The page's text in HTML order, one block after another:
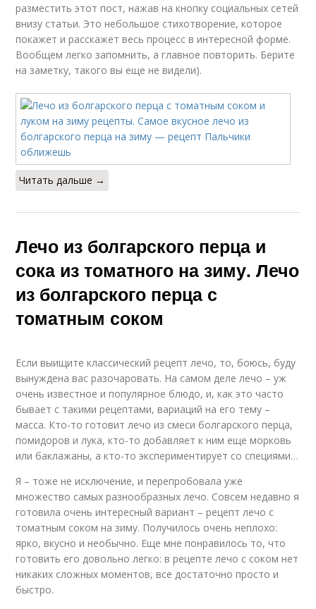
разместить этот пост, нажав на кнопку социальных сетей
внизу статьи. Это небольшое стихотворение, которое
покажет и расскажет весь процесс в интересной форме.
Вообщем легко запомнить, а главное повторить. Берите
на заметку, такого вы еще не видели).
Читать дальше →
Лечо из болгарского перца и
сока из томатного на зиму. Лечо
из болгарского перца с
томатным соком
Если выищите классический рецепт лечо, то, боюсь, буду
вынуждена вас разочаровать. На самом деле лечо – уж
очень известное и популярное блюдо, и, как это часто
бывает с такими рецептами, вариаций на его тему –
масса. Кто-то готовит лечо из смеси болгарского перца,
помидоров и лука, кто-то добавляет к ним еще морковь
или баклажаны, а кто-то экспериментирует со специями…
Я – тоже не исключение, и перепробовала уже
множество самых разнообразных лечо. Совсем недавно я
готовила очень интересный вариант – рецепт лечо с
томатным соком на зиму. Получилось очень неплохо:
ярко, вкусно и необычно. Еще мне понравилось то, что
готовить его довольно легко: в рецепте лечо с соком нет
никаких сложных моментов, все достаточно просто и
быстро.